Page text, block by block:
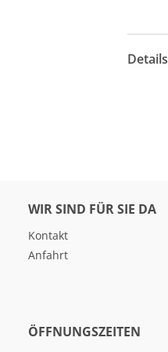
Details
WIR SIND FÜR SIE DA
Kontakt
Anfahrt
ÖFFNUNGSZEITEN